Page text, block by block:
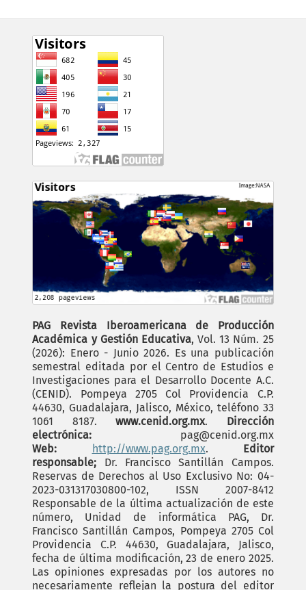
PAG Revista Iberoamericana de Producción
Académica y Gestión Educativa, Vol. 13 Núm. 25
(2026): Enero - Junio 2026. Es una publicación
semestral editada por el Centro de Estudios e
Investigaciones para el Desarrollo Docente A.C.
(CENID). Pompeya 2705 Col Providencia C.P.
44630, Guadalajara, Jalisco, México, teléfono 33
1061 8187.www.cenid.org.mx. Dirección
electrónica: pag@cenid.org.mx
Web:
http://www.pag.org.mx.
Editor
responsable; Dr. Francisco Santillán Campos.
Reservas de Derechos al Uso Exclusivo No: 04-
2023-031317030800-102, ISSN 2007-8412
Responsable de la última actualización de este
número, Unidad de informática PAG, Dr.
Francisco Santillán Campos, Pompeya 2705 Col
Providencia C.P. 44630, Guadalajara, Jalisco,
fecha de última modificación, 23 de enero 2025.
Las opiniones expresadas por los autores no
necesariamente reflejan la postura del editor